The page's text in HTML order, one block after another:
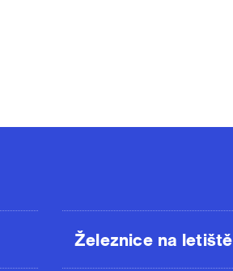
Železnice na letiště